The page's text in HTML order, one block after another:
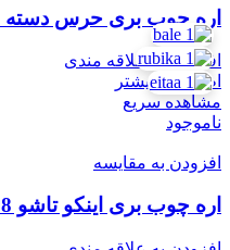
اره چوب بری حرس دسته
افزودن به علاقه مندی
اطلاعات بیشتر
مشاهده سریع
ناموجود
افزودن به مقایسه
اره چوب بری اینکو تاشو 1808